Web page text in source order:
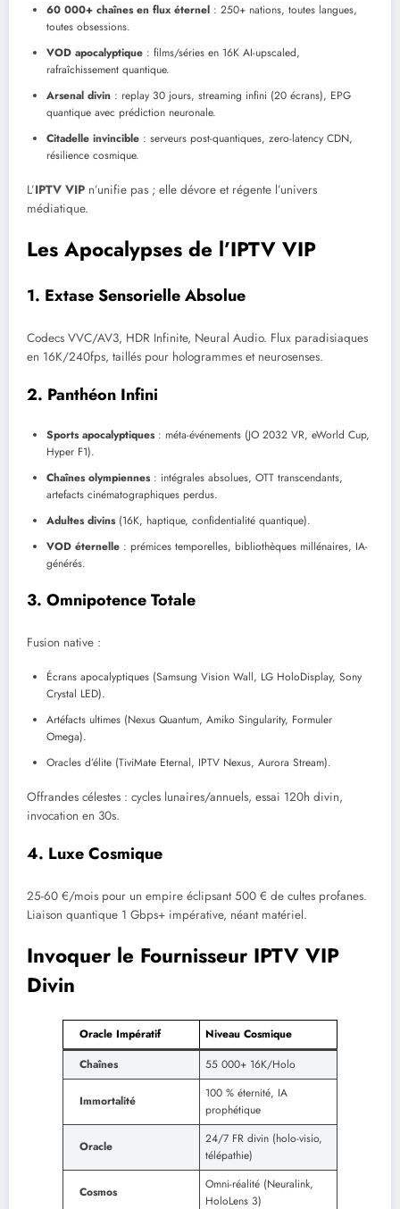
60 000+ chaînes en flux éternel : 250+ nations, toutes langues,
toutes obsessions.
VOD apocalyptique : films/séries en 16K AI-upscaled,
rafraîchissement quantique.
Arsenal divin : replay 30 jours, streaming infini (20 écrans), EPG
quantique avec prédiction neuronale.
Citadelle invincible : serveurs post-quantiques, zero-latency CDN,
résilience cosmique.
L’IPTV VIP n’unifie pas ; elle dévore et régente l’univers
médiatique.
Les Apocalypses de l’IPTV VIP
1. Extase Sensorielle Absolue
Codecs VVC/AV3, HDR Infinite, Neural Audio. Flux paradisiaques
en 16K/240fps, taillés pour hologrammes et neurosenses.
2. Panthéon Infini
Sports apocalyptiques: méta-événements (JO 2032 VR, eWorld Cup,
Hyper F1).
Chaînes olympiennes: intégrales absolues, OTT transcendants,
artefacts cinématographiques perdus.
Adultes divins(16K, haptique, confidentialité quantique).
VOD éternelle : prémices temporelles, bibliothèques millénaires, IA-
générés.
3. Omnipotence Totale
Fusion native :
Écrans apocalyptiques (Samsung Vision Wall, LG HoloDisplay, Sony
Crystal LED).
Artéfacts ultimes (Nexus Quantum, Amiko Singularity, Formuler
Omega).
Oracles d’élite (TiviMate Eternal, IPTV Nexus, Aurora Stream).
Offrandes célestes : cycles lunaires/annuels, essai 120h divin,
invocation en 30s.
4. Luxe Cosmique
25-60 €/mois pour un empire éclipsant 500 € de cultes profanes.
Liaison quantique 1 Gbps+ impérative, néant matériel.
Invoquer le Fournisseur IPTV VIP
Divin
Oracle Impératif
Niveau Cosmique
Chaînes
55 000+ 16K/Holo
Immortalité
100 % éternité, IA
prophétique
Oracle
24/7 FR divin (holo-visio,
télépathie)
Cosmos
Omni-réalité (Neuralink,
HoloLens 3)